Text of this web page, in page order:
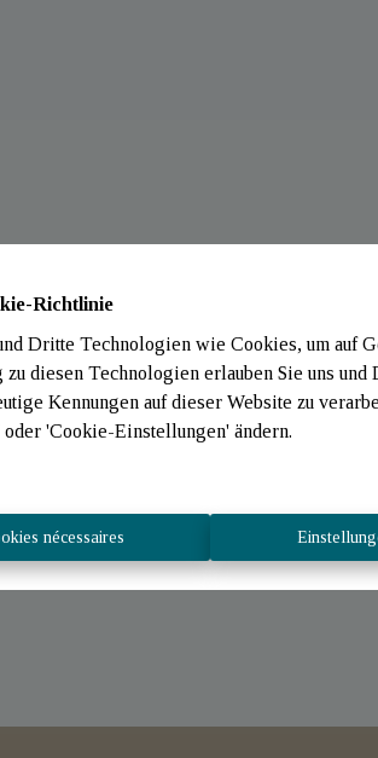
Richtlinie
Dritte Technologien wie Cookies, um auf
diesen Technologien erlauben Sie uns und
Kennungen auf dieser Website zu
'Cookie-Einstellungen' ändern.
nécessaires